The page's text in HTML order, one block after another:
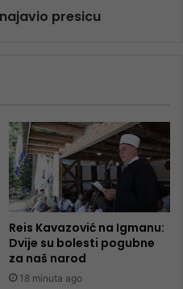
presicu
Reis Kavazović na Igmanu:
Dvije su bolesti pogubne
za naš narod
18 minuta ago